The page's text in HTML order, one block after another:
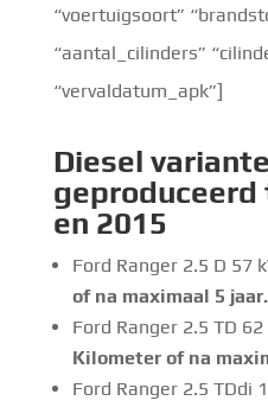
“voertuigsoort”
“aantal_cilinders”
“vervaldatum_apk”]
Diesel
geproduceerd
en 2015
Ford Ranger 2.5 D 57
of na maximaal 5 jaar.
Ford Ranger 2.5 TD 62
Kilometer of na
Ford Ranger 2.5 TDdi